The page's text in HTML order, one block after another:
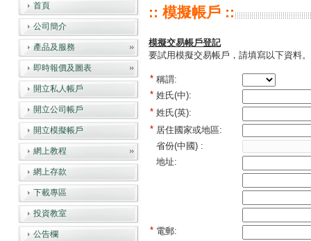
首頁
公司簡介
產品及服務
即時報價及圖表
開立私人帳戶
開立公司帳戶
開立模擬帳戶
網上教程
網上存款
下載專區
投資教室
公告欄
:: 模擬帳戶 ::
模擬交易帳戶登記
要試用模擬交易帳戶，請填寫以下資料。
* 稱謂:
* 姓氏(中):
* 姓氏(英):
* 居住國家或地區:
省份(中國) :
地址:
* 電郵: